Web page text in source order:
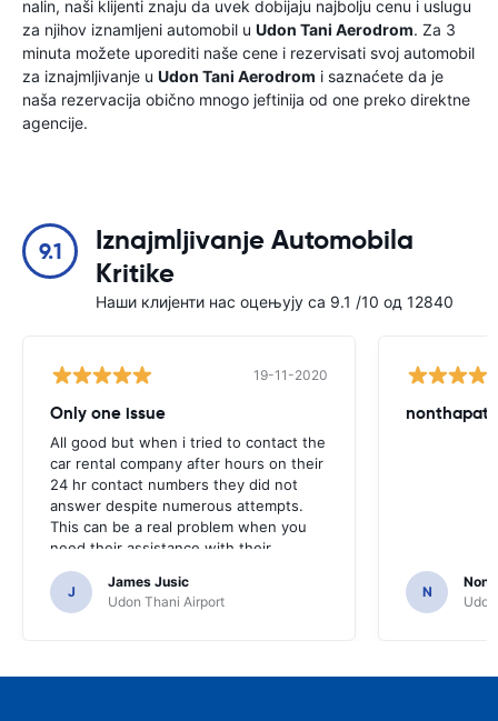
nalin, naši klijenti znaju da uvek dobijaju najbolju cenu i uslugu
za njihov iznamljeni automobil u Udon Tani Aerodrom. Za 3
minuta možete uporediti naše cene i rezervisati svoj automobil
za iznajmljivanje u Udon Tani Aerodrom i saznaćete da je
naša rezervacija obično mnogo jeftinija od one preko direktne
agencije.
9.1
Iznajmljivanje Automobila
Kritike
Наши клијенти нас оцењују са 9.1 /10 од 12840
19-11-2020
Only one issue
All good but when i tried to contact the
car rental company after hours on their
24 hr contact numbers they did not
answer despite numerous attempts.
This can be a real problem when you
need their assistance with their
services or car.
J
James Jusic
Udon Thani Airport
nonthapat
N